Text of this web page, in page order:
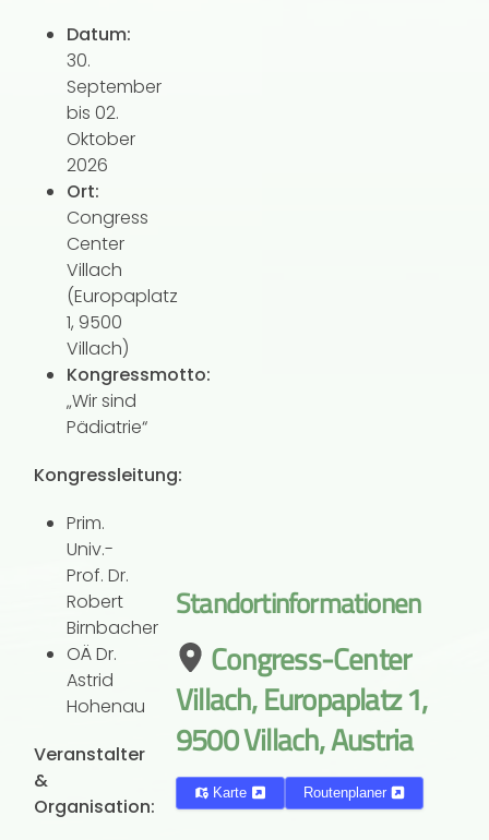
Datum:
30.
September
bis 02.
Oktober
2026
Ort:
Congress
Center
Villach
(Europaplatz
1, 9500
Villach)
Kongressmotto:
„Wir sind
Pädiatrie“
Kongressleitung:
Prim.
Univ.-
Prof. Dr.
Robert
Birnbacher
OÄ Dr.
Astrid
Hohenau
Veranstalter
&
Organisation:
Standortinformationen
Congress-Center
Villach, Europaplatz 1,
9500 Villach, Austria
Karte Routenplaner